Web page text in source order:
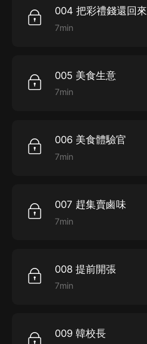
004 把彩禮錢還回來
7min
005 美食生意
7min
006 美食體驗官
7min
007 趕集賣鹵味
7min
008 提前開張
7min
009 韓校長